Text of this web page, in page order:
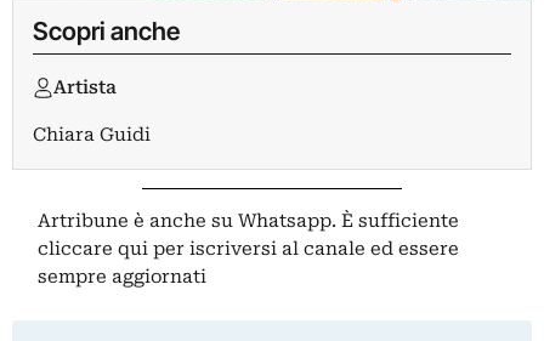
Scopri anche
Artista
Chiara Guidi
Artribune è anche su Whatsapp. È sufficiente
cliccare qui per iscriversi al canale ed essere
sempre aggiornati